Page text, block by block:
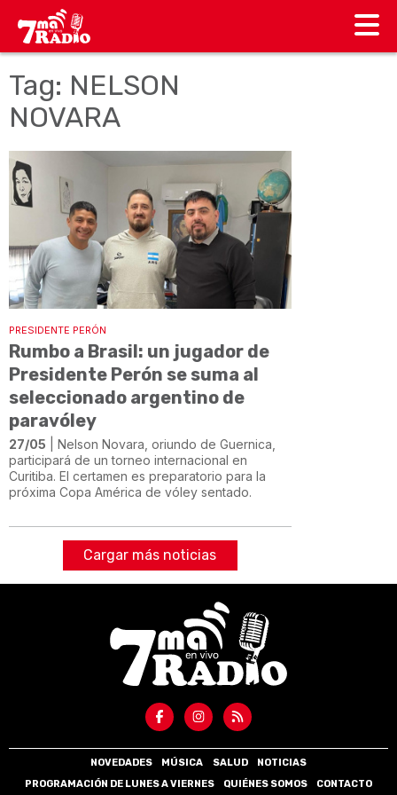
Tag: NELSON
NOVARA
PRESIDENTE PERÓN
Rumbo a Brasil: un jugador de
Presidente Perón se suma al
seleccionado argentino de
paravóley
27/05 | Nelson Novara, oriundo de Guernica,
participará de un torneo internacional en
Curitiba. El certamen es preparatorio para la
próxima Copa América de vóley sentado.
Cargar más noticias
NOVEDADES MÚSICA SALUD
NOTICIAS
PROGRAMACIÓN DE LUNES A VIERNES
QUIÉNES SOMOS CONTACTO